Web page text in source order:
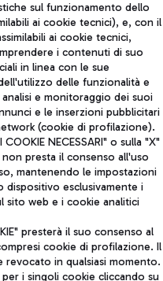
a direzione e
di Roma 13032990155 P.
1 - 00054 Fiumicino (RM)
legali
INNOVAZIONE
sul funzionamento dello
ai cookie tecnici), e, con il
ai cookie tecnici,
i contenuti di suo
in linea con le sue
delle funzionalità e
e monitoraggio dei suoi
e le inserzioni pubblicitari
(cookie di profilazione).
NECESSARI" o sulla "X"
presta il consenso all'uso
mantenendo le impostazioni
dispositivo esclusivamente i
sito web e i cookie analitici
presterà il suo consenso al
cookie di profilazione. Il
in qualsiasi momento.
i singoli cookie cliccando su